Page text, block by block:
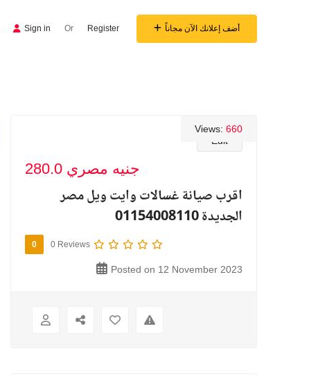
Sign in Or Register أضف إعلانك الآن مجاناً
Edit
Views: 660
280.0 جنيه مصري
اقرب صيانة غسالات وايت ويل مصر
الجديدة 01154008110
0 0 Reviews
Posted on 12 November 2023